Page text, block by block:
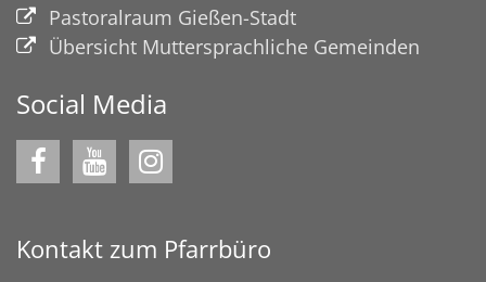
Pastoralraum Gießen-Stadt
Übersicht Muttersprachliche Gemeinden
Social Media
Kontakt zum Pfarrbüro